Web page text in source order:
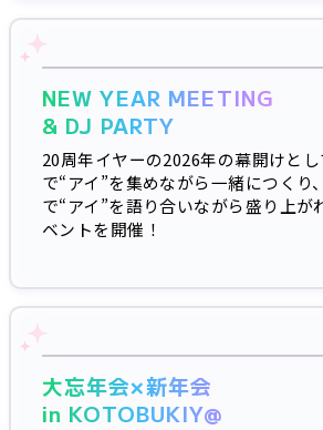
NEW YEAR MEETING
& DJ PARTY
20周年イヤーの2026年の幕開けと
で“アイ”を集めながら一緒につくり
で“アイ”を語り合いながら盛り上が
ベントを開催！
大忘年会×新年会
in KOTOBUKIY@